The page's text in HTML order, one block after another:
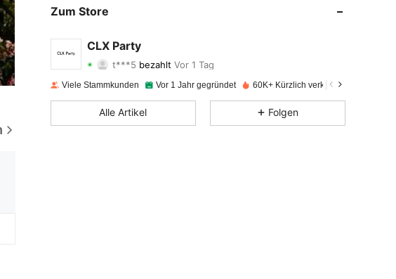
Zum Store
CLX Party
4,90
t***5 bezahlt Vor 1 Tag
Viele Stammkunden Vor 1 Jahr gegründet 60K+ Kürzlich verkauft
Alle Artikel Folgen